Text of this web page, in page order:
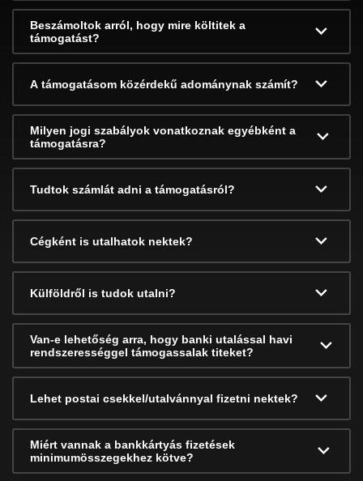
Beszámoltok arról, hogy mire költitek a
támogatást?
A támogatásom közérdekű adománynak számít?
Milyen jogi szabályok vonatkoznak egyébként a
támogatásra?
Tudtok számlát adni a támogatásról?
Cégként is utalhatok nektek?
Külföldről is tudok utalni?
Van-e lehetőség arra, hogy banki utalással havi
rendszerességgel támogassalak titeket?
Lehet postai csekkel/utalvánnyal fizetni nektek?
Miért vannak a bankkártyás fizetések
minimumösszegekhez kötve?